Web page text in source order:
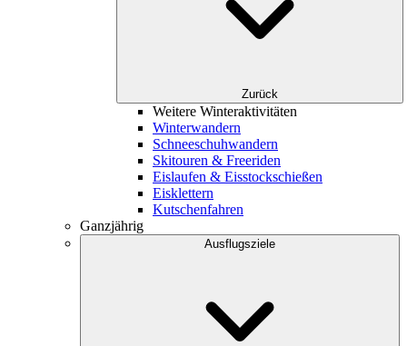
Zurück
Weitere Winteraktivitäten
Winterwandern
Schneeschuhwandern
Skitouren & Freeriden
Eislaufen & Eisstockschießen
Eisklettern
Kutschenfahren
Ganzjährig
Ausflugsziele